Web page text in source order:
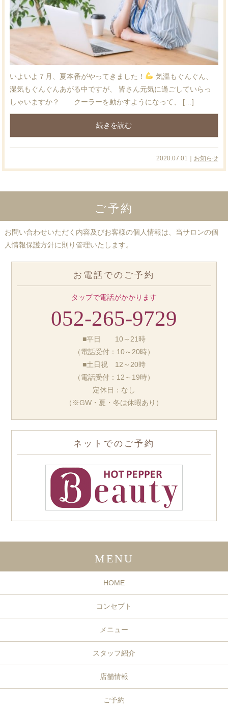
いよいよ７月、夏本番がやってきました！
気温もぐんぐん、
湿気もぐんぐんあがる中ですが、 皆さん元気に過ごしていらっ
しゃいますか？ クーラーを動かすようになって、 […]
続きを読む
2020.07.01｜ お知らせ
ご予約
お問い合わせいただく内容及びお客様の個人情報は、当サロンの個
人情報保護方針に則り管理いたします。
お電話でのご予約
タップで電話がかかります
052-265-9729
■平日 10～21時
（電話受付：10～20時）
■土日祝 12～20時
（電話受付：12～19時）
定休日：なし
（※GW・夏・冬は休暇あり）
ネットでのご予約
MENU
HOME
コンセプト
メニュー
スタッフ紹介
店舗情報
ご予約